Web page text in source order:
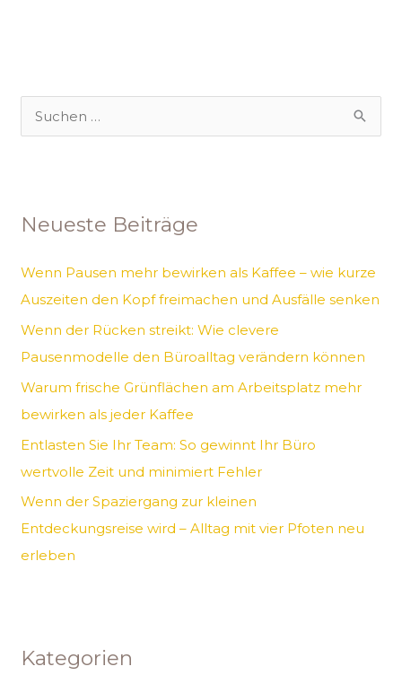
e
n
a
c
h
:
Neueste Beiträge
Wenn Pausen mehr bewirken als Kaffee – wie kurze
Auszeiten den Kopf freimachen und Ausfälle senken
Wenn der Rücken streikt: Wie clevere
Pausenmodelle den Büroalltag verändern können
Warum frische Grünflächen am Arbeitsplatz mehr
bewirken als jeder Kaffee
Entlasten Sie Ihr Team: So gewinnt Ihr Büro
wertvolle Zeit und minimiert Fehler
Wenn der Spaziergang zur kleinen
Entdeckungsreise wird – Alltag mit vier Pfoten neu
erleben
Kategorien